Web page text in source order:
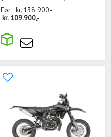
Før kr.138.900,-
kr. 109.900,-